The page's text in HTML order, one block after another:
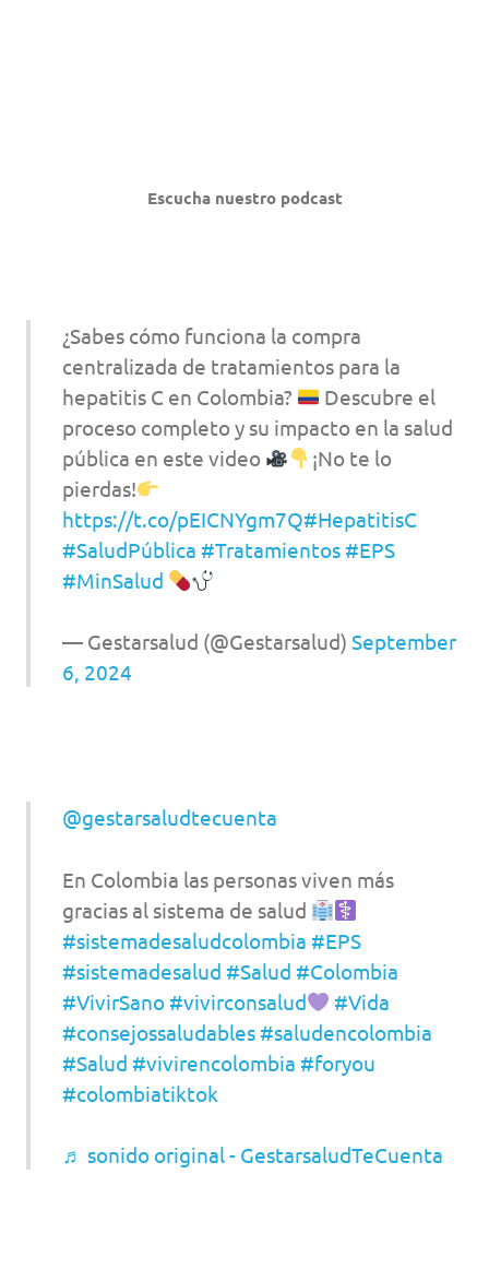
Escucha nuestro podcast
¿Sabes cómo funciona la compra
centralizada de tratamientos para la
hepatitis C en Colombia?
Descubre el
proceso completo y su impacto en la salud
pública en este video
¡No te lo
pierdas!
https://t.co/pEICNYgm7Q#HepatitisC
#SaludPública #Tratamientos #EPS
#MinSalud
— Gestarsalud (@Gestarsalud) September
6, 2024
@gestarsaludtecuenta
En Colombia las personas viven más
gracias al sistema de salud
#sistemadesaludcolombia #EPS
#sistemadesalud #Salud #Colombia
#VivirSano #vivirconsalud
#Vida
#consejossaludables #saludencolombia
#Salud #vivirencolombia #foryou
#colombiatiktok
♬ sonido original - GestarsaludTeCuenta